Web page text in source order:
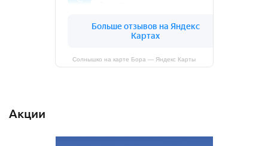
Солнышко на карте Бора — Яндекс Карты
Акции